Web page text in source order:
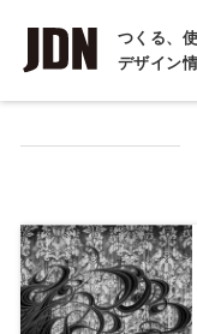
つくる、
デザイン
インタビュー
COLUMN
コラム